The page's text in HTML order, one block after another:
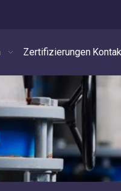
Zertifizierungen